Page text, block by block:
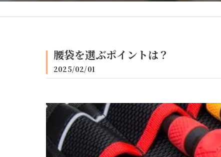
腰袋を選ぶポイントは？
2025/02/01